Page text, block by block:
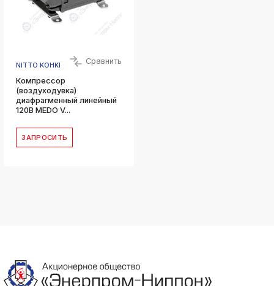
NITTO KOHKI Сравнить
Компрессор
(воздуходувка)
диафрагменный линейный
120В MEDO V...
ЗАПРОСИТЬ